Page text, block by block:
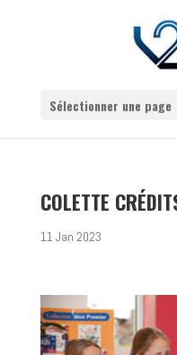
Sélectionner une page
COLETTE
11 Jan 2023